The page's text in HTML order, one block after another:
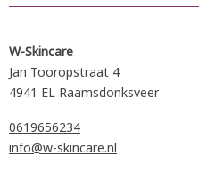
W-Skincare
Jan Tooropstraat 4
4941 EL Raamsdonksveer
0619656234
info@w-skincare.nl